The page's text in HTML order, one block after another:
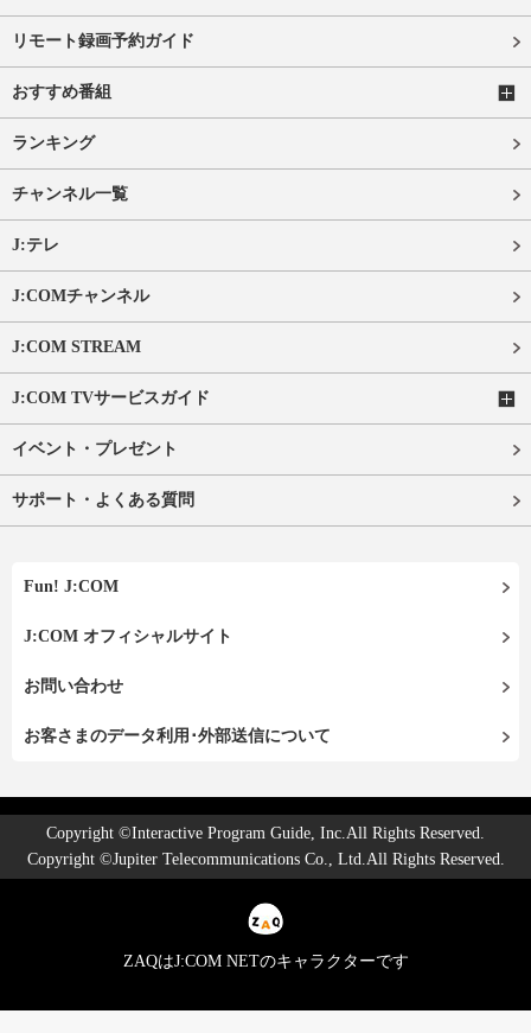
リモート録画予約ガイド
おすすめ番組
ランキング
チャンネル一覧
J:テレ
J:COMチャンネル
J:COM STREAM
J:COM TVサービスガイド
イベント・プレゼント
サポート・よくある質問
Fun! J:COM
J:COM オフィシャルサイト
お問い合わせ
お客さまのデータ利用･外部送信について
Copyright ©Interactive Program Guide, Inc.All Rights Reserved.
Copyright ©Jupiter Telecommunications Co., Ltd.All Rights Reserved.
ZAQはJ:COM NETのキャラクターです